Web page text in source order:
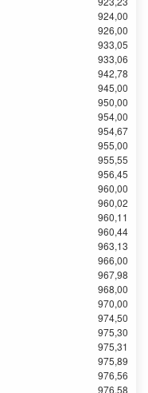
924,00
926,00
933,05
933,06
942,78
945,00
950,00
954,00
954,67
955,00
955,55
956,45
960,00
960,02
960,11
960,44
963,13
966,00
967,98
968,00
970,00
974,50
975,30
975,31
975,89
976,56
976,58